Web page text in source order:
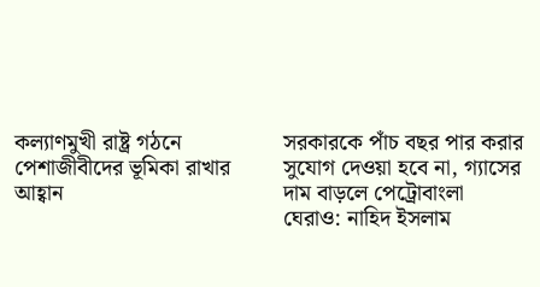
কল্যাণমুখী রাষ্ট্র গঠনে
পেশাজীবীদের ভূমিকা রাখার
আহ্বান
সরকারকে পাঁচ বছর পার করার
সুযোগ দেওয়া হবে না, গ্যাসের
দাম বাড়লে পেট্রোবাংলা
ঘেরাও: নাহিদ ইসলাম